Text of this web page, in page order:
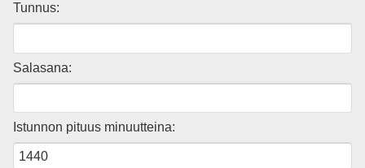
Tunnus:
Salasana:
Istunnon pituus minuutteina: